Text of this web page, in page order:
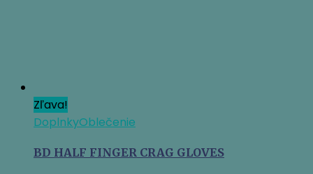
Zľava!
DoplnkyOblečenie
BD HALF FINGER CRAG GLOVES